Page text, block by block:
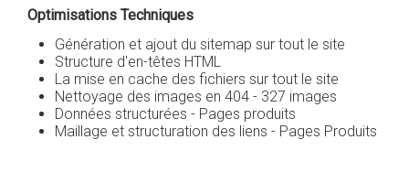
Optimisations Techniques
Génération et ajout du sitemap sur tout le site
Structure d'en-têtes HTML
La mise en cache des fichiers sur tout le site
Nettoyage des images en 404 - 327 images
Données structurées - Pages produits
Maillage et structuration des liens - Pages Produits